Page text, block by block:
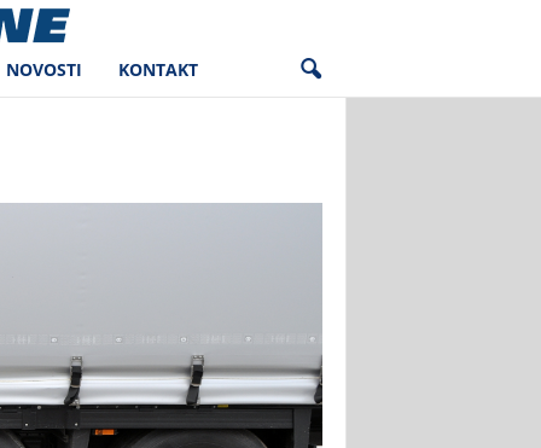
NOVOSTI KONTAKT